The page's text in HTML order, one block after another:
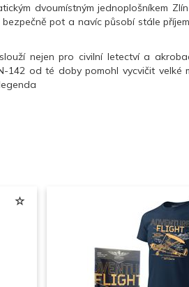
dvoumístným jednoplošníkem
pot a navíc působí stále
nejen pro civilní letectví a
142 od té doby pomohl vycvičit